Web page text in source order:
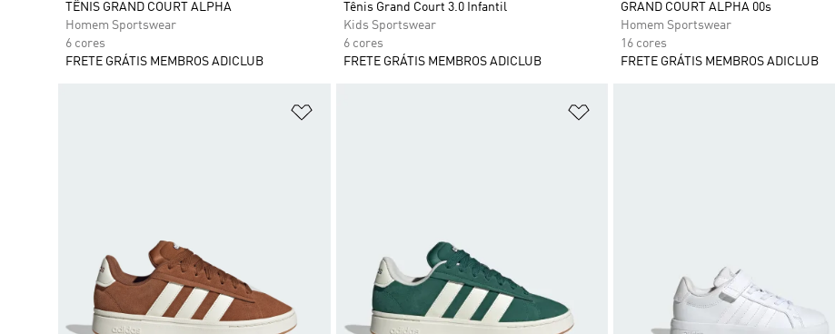
TÊNIS GRAND COURT ALPHA
Homem Sportswear
6 cores
FRETE GRÁTIS MEMBROS ADICLUB
Tênis Grand Court 3.0 Infantil
Kids Sportswear
6 cores
FRETE GRÁTIS MEMBROS ADICLUB
GRAND COURT ALPHA 00s
Homem Sportswear
16 cores
FRETE GRÁTIS MEMBROS ADICLUB